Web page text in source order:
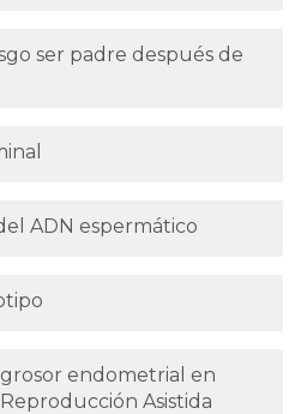
ser padre después de
ADN espermático
endometrial en
Asistida